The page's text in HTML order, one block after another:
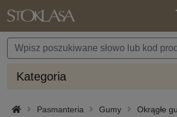
Kategoria
Pasmanteria Gumy Okrągłe